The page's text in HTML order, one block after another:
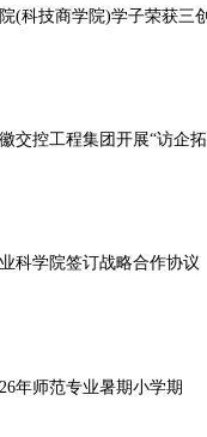
(科技商学院)学子荣获三
交控工程集团开展“访企
科学院签订战略合作协议
年师范专业暑期小学期